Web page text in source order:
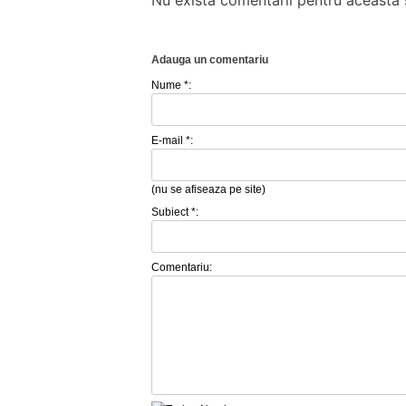
Adauga un comentariu
Nume *:
E-mail *:
(nu se afiseaza pe site)
Subiect *:
Comentariu: